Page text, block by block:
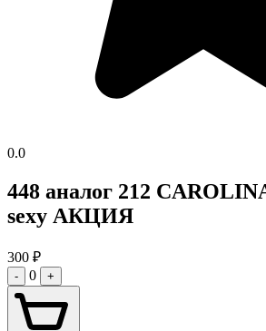
0.0
448 аналог 212
sexy АКЦИЯ
300 ₽
- 0 +